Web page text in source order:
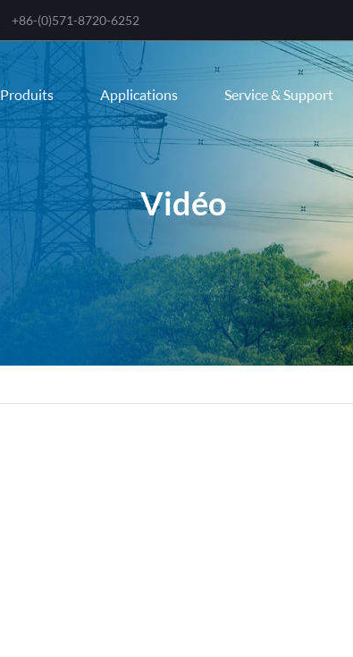
+86-(0)571-8720-6252
Produits Applications Service & Support
Vidéo